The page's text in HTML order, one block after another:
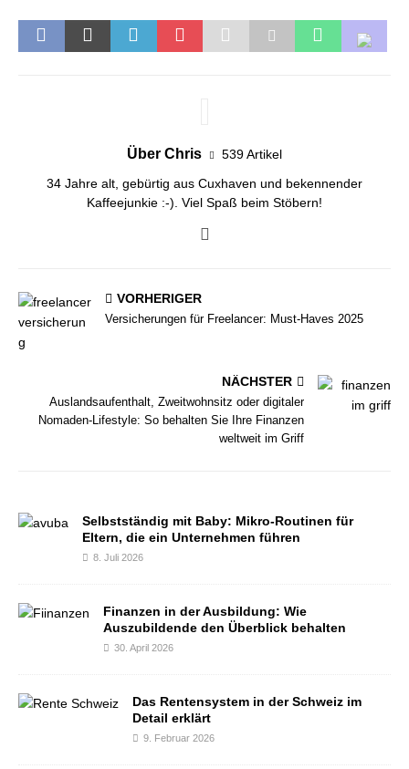
Über Chris 539 Artikel
34 Jahre alt, gebürtig aus Cuxhaven und bekennender
Kaffeejunkie :-). Viel Spaß beim Stöbern!
VORHERIGER
Versicherungen für Freelancer: Must-Haves 2025
NÄCHSTER
Auslandsaufenthalt, Zweitwohnsitz oder digitaler
Nomaden-Lifestyle: So behalten Sie Ihre Finanzen
weltweit im Griff
Selbstständig mit Baby: Mikro-Routinen für
Eltern, die ein Unternehmen führen
8. Juli 2026
Finanzen in der Ausbildung: Wie
Auszubildende den Überblick behalten
30. April 2026
Das Rentensystem in der Schweiz im
Detail erklärt
9. Februar 2026